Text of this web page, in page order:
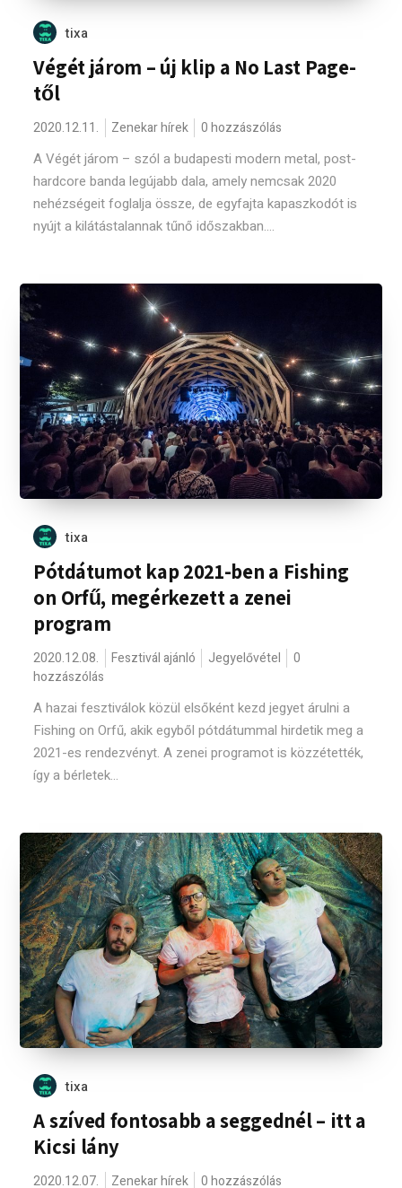
tixa
Végét járom – új klip a No Last Page-
től
2020.12.11. Zenekar hírek 0 hozzászólás
A Végét járom – szól a budapesti modern metal, post-
hardcore banda legújabb dala, amely nemcsak 2020
nehézségeit foglalja össze, de egyfajta kapaszkodót is
nyújt a kilátástalannak tűnő időszakban....
tixa
Pótdátumot kap 2021-ben a Fishing
on Orfű, megérkezett a zenei
program
2020.12.08. Fesztivál ajánló Jegyelővétel
0
hozzászólás
A hazai fesztiválok közül elsőként kezd jegyet árulni a
Fishing on Orfű, akik egyből pótdátummal hirdetik meg a
2021-es rendezvényt. A zenei programot is közzétették,
így a bérletek...
tixa
A szíved fontosabb a seggednél – itt a
Kicsi lány
2020.12.07. Zenekar hírek 0 hozzászólás